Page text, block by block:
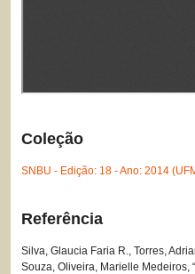
Coleção
SNBU - Edição: 18 - Ano: 2014
Referência
Silva, Glaucia Faria R., Torres,
Souza, Oliveira, Marielle Medeiros,